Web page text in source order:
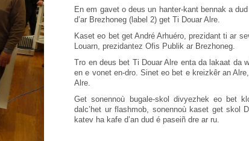
En em gavet o deus un hanter-kant bennak a
d’ar Brezhoneg (label 2) get Ti Douar Alre.
Kaset eo bet get André Arhuéro, prezidant ti ar
Louarn, prezidantez Ofis Publik ar Brezhoneg.
Tro en deus bet Ti Douar Alre enta da lakaat da
en e vonet en-dro. Sinet eo bet e kreizkêr an
Alre.
Get sonennoù bugale-skol divyezhek eo bet
dalc’het ur flashmob, sonennoù kaset get skol
katev ha kafe d’an dud é paseiñ dre ar ru.